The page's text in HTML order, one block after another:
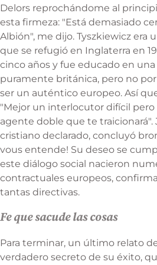
Delors reprochándome al
esta firmeza: "Está demasiado
Albión", me dijo. Tyszkiewicz era
que se refugió en Inglaterra en
cinco años y fue educado en
puramente británica, pero no
ser un auténtico europeo. Así
"Mejor un interlocutor difícil
agente doble que te traicionará".
cristiano declarado, concluyó
vous entende! Su deseo se
este diálogo social nacieron
contractuales europeos,
tantas directivas.
Fe que sacude las cosas
Para terminar, un último relato
verdadero secreto de su éxito,